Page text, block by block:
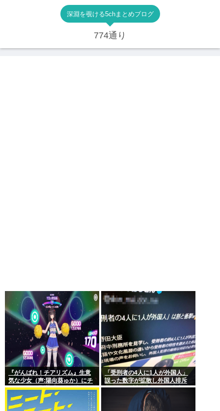
深淵を覗ける5chまとめブログ
774通り
『がんばれ！チアリズム』生意
気な少女（声:陽向葵ゅか）にチ
アダンスを指導する”全年齢向
け”フィットネスリズムアクショ
ン。
「受刑者の4人に1人が外国人」
誤った数字が拡散し外国人排斥
に… “国際対策室”のある府中刑
務所の数字が独り歩き